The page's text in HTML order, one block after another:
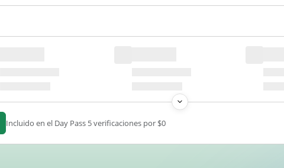
Incluido en el Day Pass 5 verificaciones por $0